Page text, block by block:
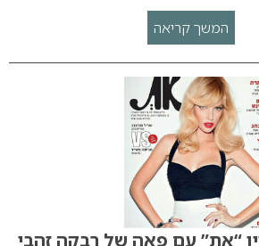
המשך קריאה
“את” עם פאה של רבקה זהבי